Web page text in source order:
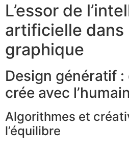
L’essor de
artificielle dans
graphique
Design génératif :
crée avec l’humain
Algorithmes et
l’équilibre